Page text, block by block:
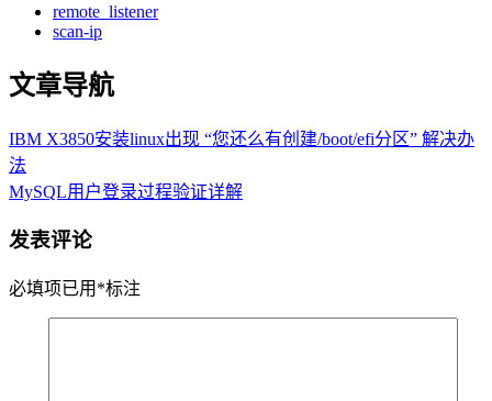
remote_listener
scan-ip
文章导航
IBM X3850安装linux出现 “您还么有创建/boot/efi分区” 解决办
法
MySQL用户登录过程验证详解
发表评论
必填项已用 *标注